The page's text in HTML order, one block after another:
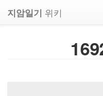
지암일기 위키